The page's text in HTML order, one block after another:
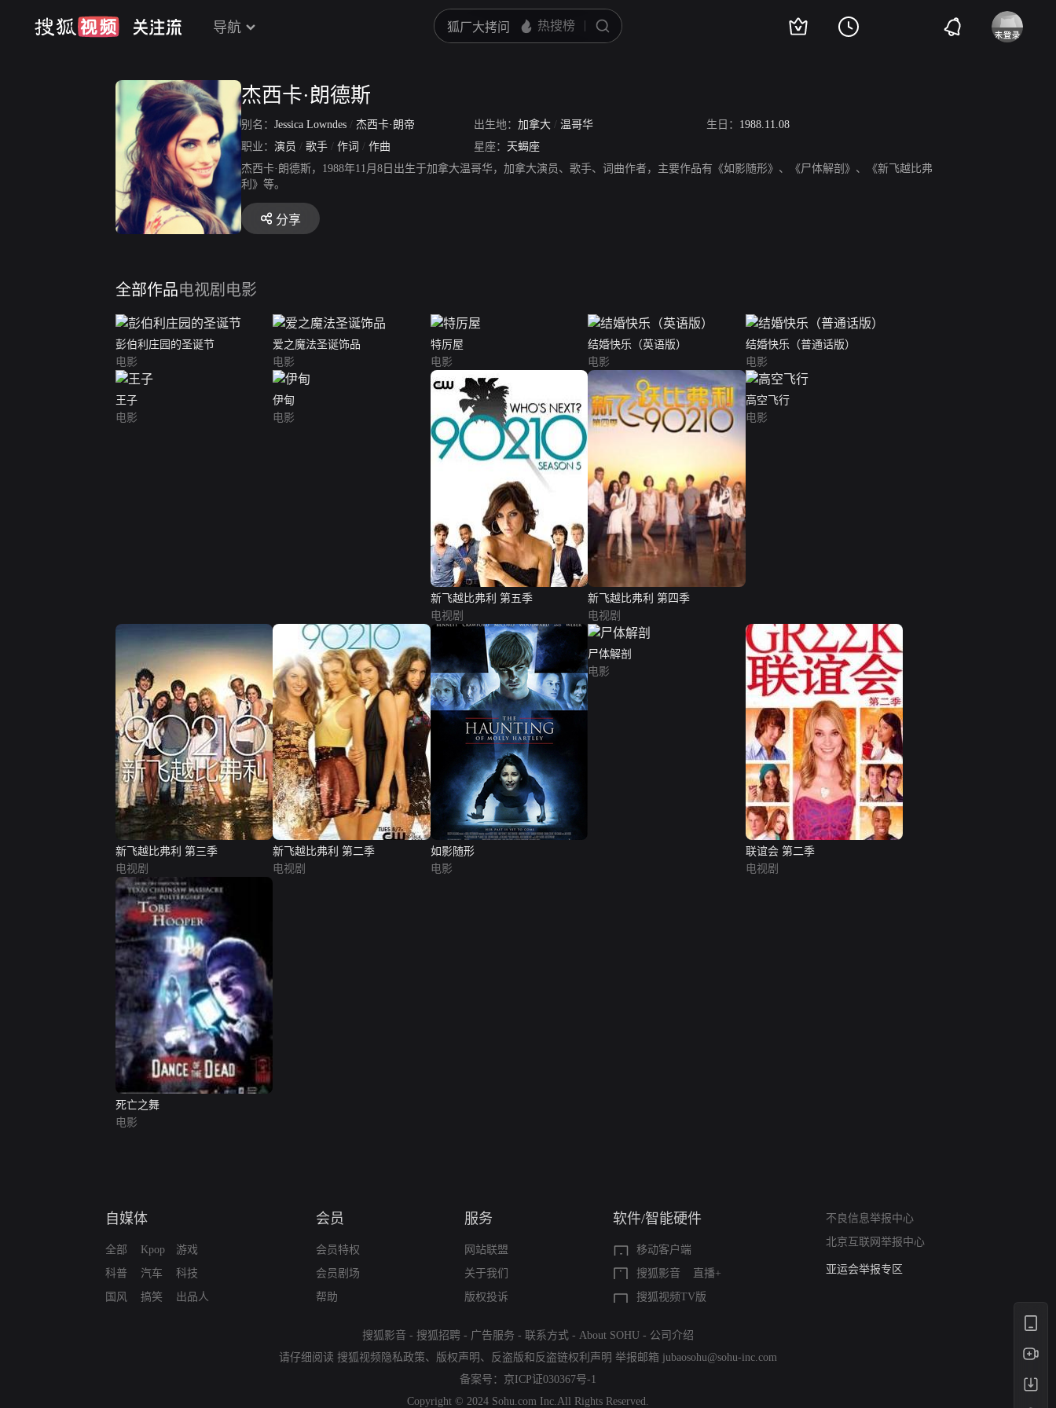
导航
杰西卡·朗德斯
别名： Jessica Lowndes / 杰西卡·朗帝 出生地： 加拿大 / 温哥华 生日： 1988.11.08
职业： 演员 / 歌手 / 作词 / 作曲 星座： 天蝎座
杰西卡·朗德斯，1988年11月8日出生于加拿大温哥华，加拿大演员、歌手、词曲作者，主要作品有《如影随形》、《尸体解剖》、《新飞越比弗
利》等。
分享
全部作品电视剧 电影
彭伯利庄园的圣诞节
电影
爱之魔法圣诞饰品
电影
特厉屋
电影
结婚快乐（英语版）
电影
结婚快乐（普通话版）
电影
王子
电影
伊甸
电影
新飞越比弗利 第五季
电视剧
新飞越比弗利 第四季
电视剧
高空飞行
电影
新飞越比弗利 第三季
电视剧
新飞越比弗利 第二季
电视剧
如影随形
电影
尸体解剖
电影
联谊会 第二季
电视剧
死亡之舞
电影
自媒体
全部
科普
国风
Kpop
汽车
搞笑
游戏
科技
出品人
会员
会员特权
会员剧场
帮助
服务
网站联盟
关于我们
版权投诉
软件/智能硬件
移动客户端
搜狐影音
直播+
搜狐视频TV版
不良信息举报中心
北京互联网举报中心
12318 文化市场举报
算法推荐专项举报
涉历史虚无举报
搜狐影音 - 搜狐招聘 - 广告服务 - 联系方式 - About SOHU - 公司介绍
请仔细阅读 搜狐视频隐私政策、 版权声明 、 反盗版和反盗链权利声明 举报邮箱 jubaosohu@sohu-inc.com
备案号： 京ICP证030367号-1
Copyright © 2024 Sohu.com Inc.All Rights Reserved.